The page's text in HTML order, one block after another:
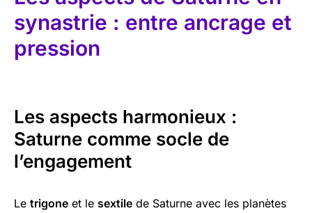
synastrie : entre ancrage et
pression
Les aspects harmonieux :
Saturne comme socle de
l’engagement
Le trigone et le sextile de Saturne avec les planètes